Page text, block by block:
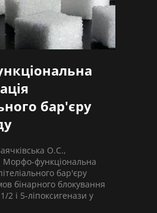
бар'єру
О.С.,
функціональна
бар'єру
бінарного блокування
2 і 5-ліпоксигенази у